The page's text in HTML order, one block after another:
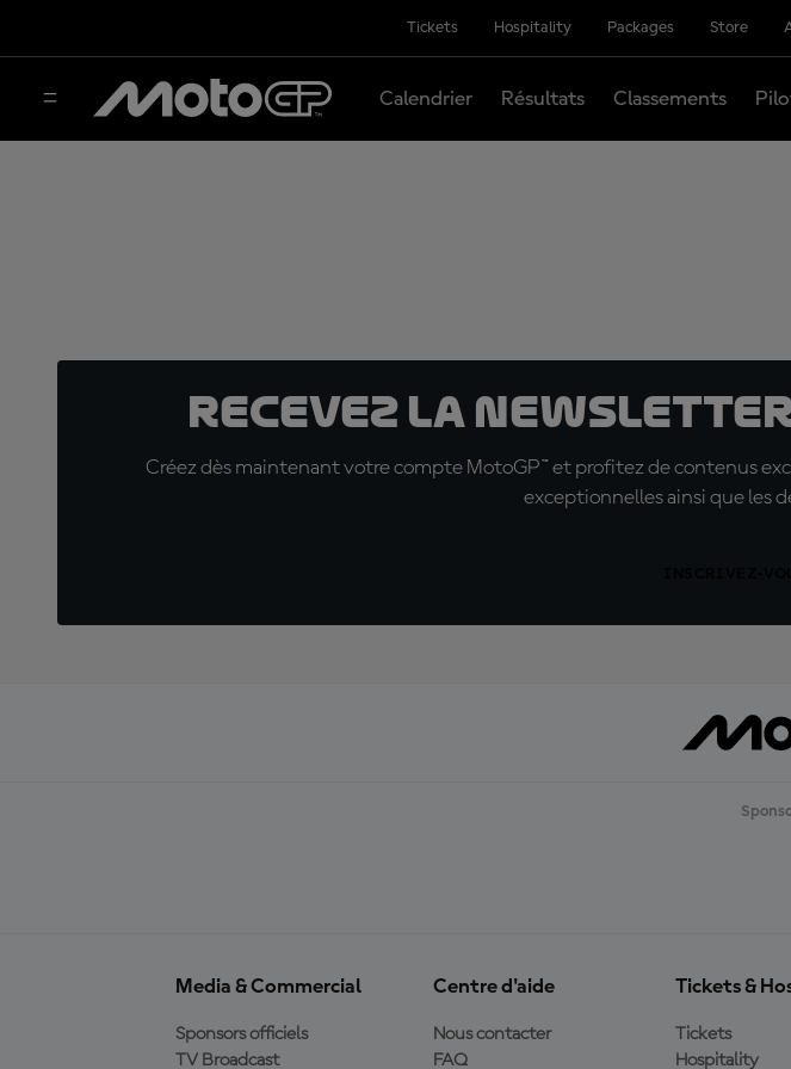
Tickets Hospitality Packages Store
Calendrier Résultats Classements
Recevez la
Créez dès maintenant votre compte MotoGP™ et profitez de contenus
exceptionnelles ainsi que les
Media & Commercial
Sponsors officiels
TV Broadcast
Centre d'aide
Nous contacter
FAQ
Tickets &
Tickets
Hospitality